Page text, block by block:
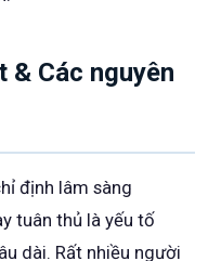
& Các nguyên
định lâm sàng
tuân thủ là yếu tố
dài. Rất nhiều người